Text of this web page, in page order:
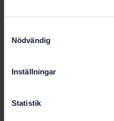
Nödvändig
Inställningar
Statistik
23075:2021, IDT)